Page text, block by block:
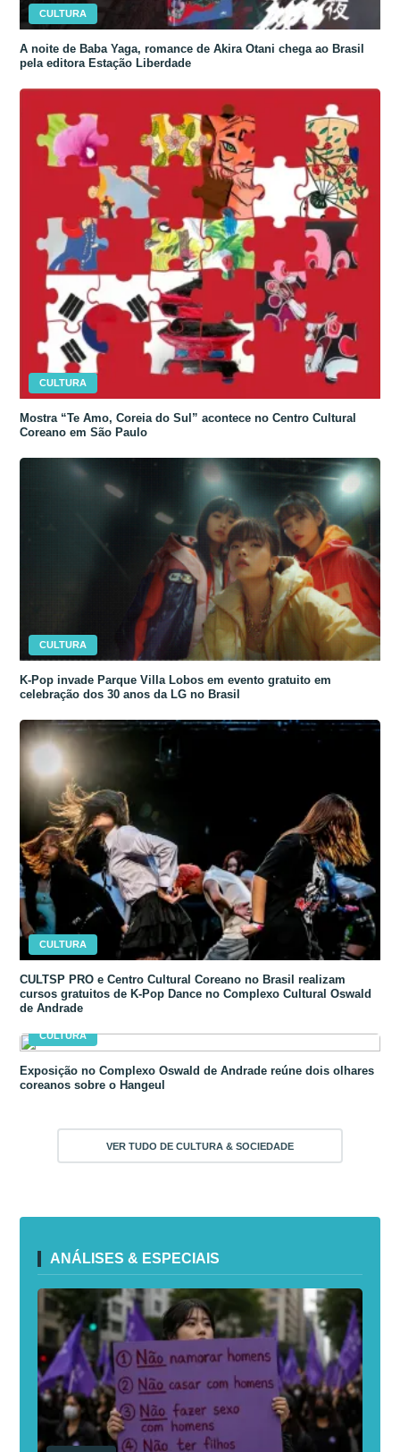
CULTURA
A noite de Baba Yaga, romance de Akira Otani chega ao Brasil
pela editora Estação Liberdade
CULTURA
Mostra “Te Amo, Coreia do Sul” acontece no Centro Cultural
Coreano em São Paulo
CULTURA
K-Pop invade Parque Villa Lobos em evento gratuito em
celebração dos 30 anos da LG no Brasil
CULTURA
CULTSP PRO e Centro Cultural Coreano no Brasil realizam
cursos gratuitos de K-Pop Dance no Complexo Cultural Oswald
de Andrade
CULTURA
Exposição no Complexo Oswald de Andrade reúne dois olhares
coreanos sobre o Hangeul
VER TUDO DE CULTURA & SOCIEDADE
ANÁLISES & ESPECIAIS